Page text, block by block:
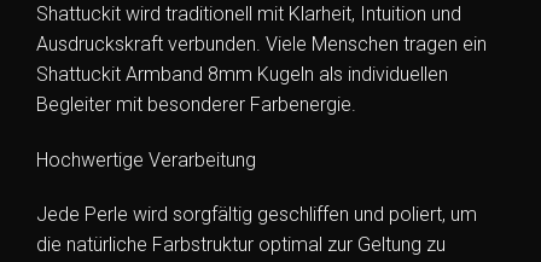
Shattuckit wird traditionell mit Klarheit, Intuition und
Ausdruckskraft verbunden. Viele Menschen tragen ein
Shattuckit Armband 8mm Kugeln als individuellen
Begleiter mit besonderer Farbenergie.
Hochwertige Verarbeitung
Jede Perle wird sorgfältig geschliffen und poliert, um
die natürliche Farbstruktur optimal zur Geltung zu